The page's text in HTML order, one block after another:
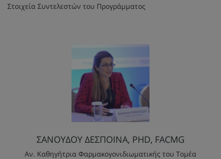
Στοιχεία Συντελεστών του Προγράμματος
ΣΑΝΟΥΔΟΥ ΔΕΣΠΟΙΝΑ, PHD, FACMG
Αν. Καθηγήτρια Φαρμακογονιδιωματικής του Tομέα